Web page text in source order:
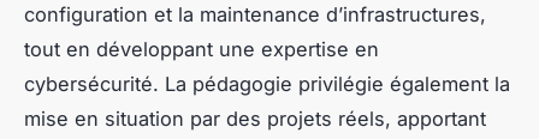
configuration et la maintenance d’infrastructures,
tout en développant une expertise en
cybersécurité. La pédagogie privilégie également la
mise en situation par des projets réels, apportant